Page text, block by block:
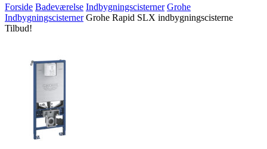
Forside Badeværelse Indbygningscisterner Grohe
Indbygningscisterner Grohe Rapid SLX indbygningscisterne
Tilbud!